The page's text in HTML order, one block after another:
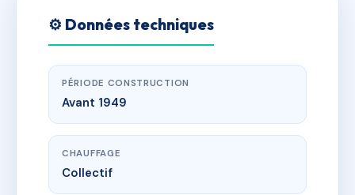
⚙️ Données techniques
PÉRIODE CONSTRUCTION
Avant 1949
CHAUFFAGE
Collectif